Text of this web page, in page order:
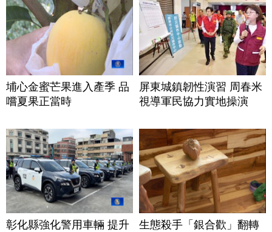
埔心金蜜芒果進入產季 品
嚐夏果正當時
屏東城鎮韌性演習 周春米
視導軍民協力實地操演
彰化縣強化警用車輛 提升
生態殺手「銀合歡」翻轉